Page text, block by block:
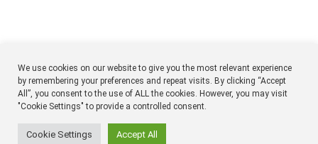
NTM
Timmermansgatan 18 2tr
We use cookies on our website to give you the most relevant experience
by remembering your preferences and repeat visits. By clicking “Accept
All”, you consent to the use of ALL the cookies. However, you may visit
"Cookie Settings" to provide a controlled consent.
Cookie Settings Accept All